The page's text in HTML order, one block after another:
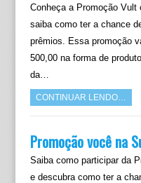
Conheça a Promoção Vult
saiba como ter a chance
prêmios. Essa promoção
500,00 na forma de
da…
CONTINUAR LENDO…
Promoção você na
Saiba como participar da
e descubra como ter a